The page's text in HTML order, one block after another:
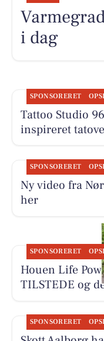
i dag
SPONSORERET
Tattoo Studio
inspireret
SPONSORERET
Ny video fra
her
SPONSORERET
Houen Life
TILSTEDE og
SPONSORERET